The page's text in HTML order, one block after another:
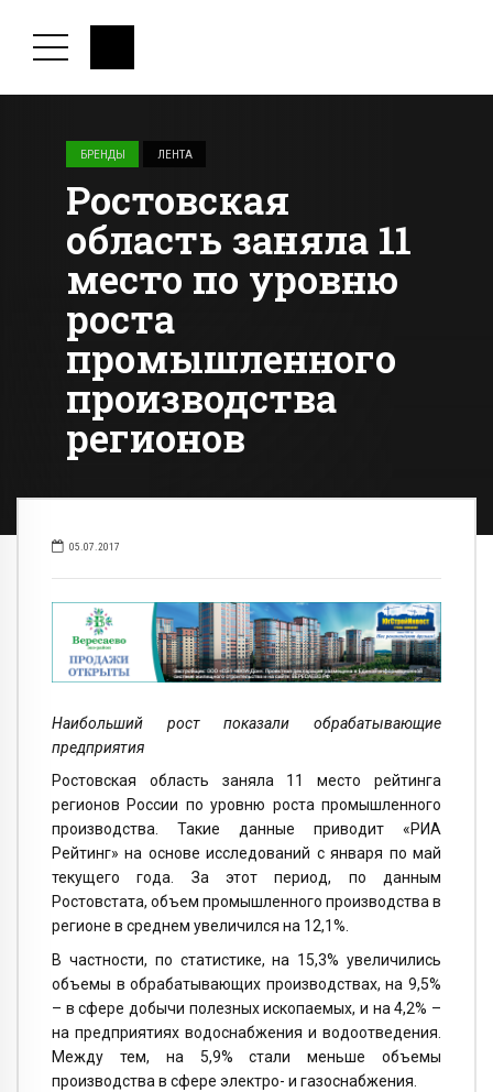
БРЕНДЫ ЛЕНТА
Ростовская
область заняла 11
место по уровню
роста
промышленного
производства
регионов
05.07.2017
Наибольший рост показали обрабатывающие
предприятия
Ростовская область заняла 11 место рейтинга
регионов России по уровню роста промышленного
производства. Такие данные приводит «РИА
Рейтинг» на основе исследований с января по май
текущего года. За этот период, по данным
Ростовстата, объем промышленного производства в
регионе в среднем увеличился на 12,1%.
В частности, по статистике, на 15,3% увеличились
объемы в обрабатывающих производствах, на 9,5%
– в сфере добычи полезных ископаемых, и на 4,2% –
на предприятиях водоснабжения и водоотведения.
Между тем, на 5,9% стали меньше объемы
производства в сфере электро- и газоснабжения.